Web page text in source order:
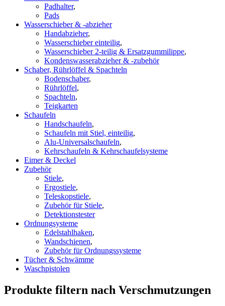
Padhalter,
Pads
Wasserschieber & -abzieher
Handabzieher,
Wasserschieber einteilig,
Wasserschieber 2-teilig & Ersatzgummilippe,
Kondenswasserabzieher & -zubehör
Schaber, Rührlöffel & Spachteln
Bodenschaber,
Rührlöffel,
Spachteln,
Teigkarten
Schaufeln
Handschaufeln,
Schaufeln mit Stiel, einteilig,
Alu-Universalschaufeln,
Kehrschaufeln & Kehrschaufelsysteme
Eimer & Deckel
Zubehör
Stiele,
Ergostiele,
Teleskopstiele,
Zubehör für Stiele,
Detektionstester
Ordnungsysteme
Edelstahlhaken,
Wandschienen,
Zubehör für Ordnungssysteme
Tücher & Schwämme
Waschpistolen
Produkte filtern nach Verschmutzungen